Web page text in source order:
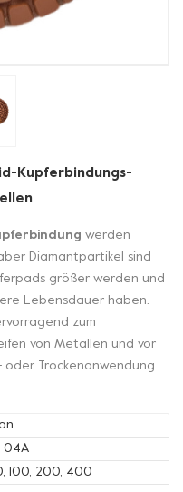
Kupferbindungs-
werden
Diamantpartikel sind
größer werden und
Lebensdauer haben.
zum
von Metallen und vor
oder Trockenanwendung
04A
100, 200, 400